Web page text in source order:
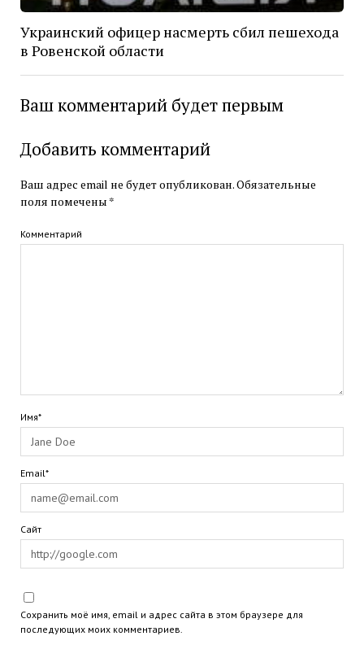
Украинский офицер насмерть сбил пешехода
в Ровенской области
Ваш комментарий будет первым
Добавить комментарий
Ваш адрес email не будет опубликован.Обязательные
поля помечены *
Комментарий
Имя*
Email*
Сайт
Сохранить моё имя, email и адрес сайта в этом браузере для
последующих моих комментариев.